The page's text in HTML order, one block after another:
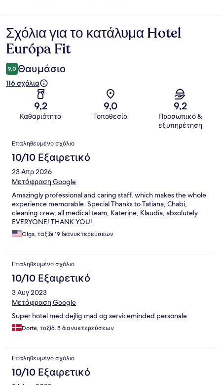
Σχόλια
Σχόλια για το κατάλυμα Hotel
Európa Fit
9,0 Θαυμάσιο
116 σχόλια
9,2
Καθαριότητα
9,0
Τοποθεσία
9,2
Προσωπικό &
εξυπηρέτηση
Σχόλια
Επαληθευμένο σχόλιο
10/10 Εξαιρετικό
23 Απρ 2026
Μετάφραση Google
Amazingly professional and caring staff, which makes the whole
experience memorable. Special Thanks to Tatiana, Chabi,
cleaning crew, all medical team, Katerine, Klaudia, absolutely
EVERYONE! THANK YOU!
Olga, ταξίδι 19 διανυκτερεύσεων
Επαληθευμένο σχόλιο
10/10 Εξαιρετικό
3 Αυγ 2023
Μετάφραση Google
Super hotel med dejlig mad og serviceminded personale
Dorte, ταξίδι 5 διανυκτερεύσεων
Επαληθευμένο σχόλιο
10/10 Εξαιρετικό